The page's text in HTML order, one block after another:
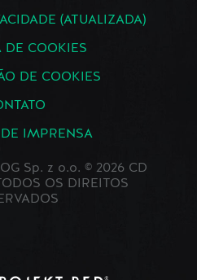
(ATUALIZADA)
DE COOKIES
DE COOKIES
IMPRENSA
Sp. z o.o. © 2026 CD
OS DIREITOS